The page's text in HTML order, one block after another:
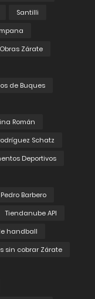
Santilli
Zárate
de Buques
Román
Schatz
Deportivos
Barbero
Tiendanube API
handball
sin cobrar Zárate